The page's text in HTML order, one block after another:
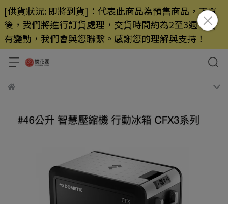
[供貨狀況: 即將到貨]：代表此商品為預售商品，下單
後，我們將進行訂貨處理，交貨時間約為2至3週，若
有變動，我們會與您聯繫。感謝您的理解與支持！